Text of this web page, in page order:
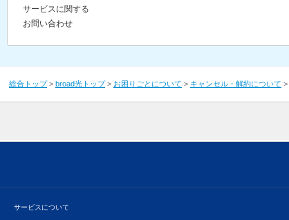
サービスに関する
お問い合わせ
総合トップ> broad光トップ> お困りごとについて > キャンセル・解約について >
サービスについて